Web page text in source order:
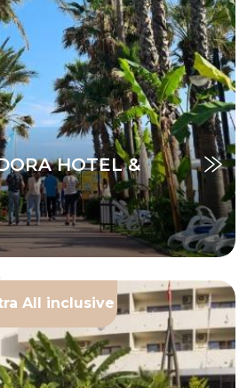
HOTEL &
All inclusive